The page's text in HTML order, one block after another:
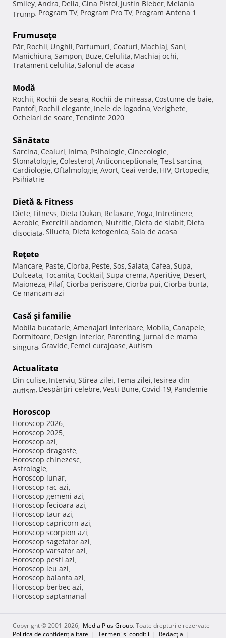
Smiley, Andra, Delia, Gina Pistol, Justin Bieber, Melania
Trump, Program TV, Program Pro TV, Program Antena 1
Frumuseţe
Păr, Rochii, Unghii, Parfumuri, Coafuri, Machiaj, Sani,
Manichiura, Sampon, Buze, Celulita, Machiaj ochi,
Tratament celulita, Salonul de acasa
Modă
Rochii, Rochii de seara, Rochii de mireasa, Costume de baie,
Pantofi, Rochii elegante, Inele de logodna, Verighete,
Ochelari de soare, Tendinte 2020
Sănătate
Sarcina, Ceaiuri, Inima, Psihologie, Ginecologie,
Stomatologie, Colesterol, Anticonceptionale, Test sarcina,
Cardiologie, Oftalmologie, Avort, Ceai verde, HIV, Ortopedie,
Psihiatrie
Dietă & Fitness
Diete, Fitness, Dieta Dukan, Relaxare, Yoga, Intretinere,
Aerobic, Exercitii abdomen, Nutritie, Dieta de slabit, Dieta
disociata, Silueta, Dieta ketogenica, Sala de acasa
Reţete
Mancare, Paste, Ciorba, Peste, Sos, Salata, Cafea, Supa,
Dulceata, Tocanita, Cocktail, Supa crema, Aperitive, Desert,
Maioneza, Pilaf, Ciorba perisoare, Ciorba pui, Ciorba burta,
Ce mancam azi
Casă şi familie
Mobila bucatarie, Amenajari interioare, Mobila, Canapele,
Dormitoare, Design interior, Parenting, Jurnal de mama
singura, Gravide, Femei curajoase, Autism
Actualitate
Din culise, Interviu, Stirea zilei, Tema zilei, Iesirea din
autism, Despărţiri celebre, Vesti Bune, Covid-19, Pandemie
Horoscop
Horoscop 2026,
Horoscop 2025,
Horoscop azi,
Horoscop dragoste,
Horoscop chinezesc,
Astrologie,
Horoscop lunar,
Horoscop rac azi,
Horoscop gemeni azi,
Horoscop fecioara azi,
Horoscop taur azi,
Horoscop capricorn azi,
Horoscop scorpion azi,
Horoscop sagetator azi,
Horoscop varsator azi,
Horoscop pesti azi,
Horoscop leu azi,
Horoscop balanta azi,
Horoscop berbec azi,
Horoscop saptamanal
Copyright © 2001-2026, iMedia Plus Group. Toate drepturile rezervate
Politica de confidențialitate | Termeni si conditii | Redacţia |